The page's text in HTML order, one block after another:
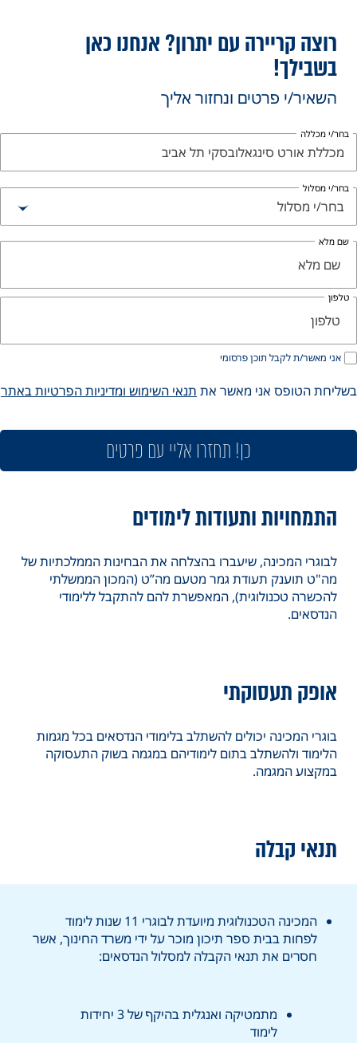
רוצה קריירה עם יתרון? אנחנו כאן
בשבילך!
השאיר/י פרטים ונחזור אליך
י מכללה
מכללת אורט סינגאלובסקי תל אביב
י מסלול
בחר/י מסלול
מלא
אני מאשר/ת לקבל תוכן פרסומי
הטופס אני מאשר אתתנאי השימוש ומדיניות הפרטיות באתר
כן! תחזרו אליי עם פרטים
התמחויות ותעודות לימודים
לבוגרי המכינה, שיעברו בהצלחה את הבחינות הממלכתיות של
מה"ט תוענק תעודת גמרמטעם מה”ט (המכון הממשלתי
להכשרה טכנולוגית), המאפשרת להם להתקבל ללימודי
הנדסאים.
אופק תעסוקתי
בוגרי המכינה יכולים להשתלב בלימודי הנדסאים בכל מגמות
הלימוד ולהשתלב בתום לימודיהם במגמה בשוק התעסוקה
במקצוע המגמה.
תנאי קבלה
המכינה הטכנולוגית מיועדת לבוגרי 11 שנות לימוד
לפחות בבית ספר תיכון מוכר על ידי משרד החינוך, אשר
חסרים את תנאי הקבלה למסלול הנדסאים:
מתמטיקה ואנגלית בהיקף של 3 יחידות
לימוד